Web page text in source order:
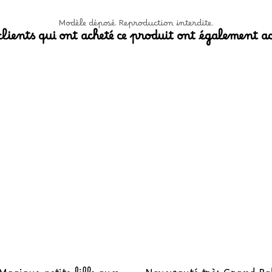
Modèle déposé. Reproduction interdite.
qui ont acheté ce produit ont également